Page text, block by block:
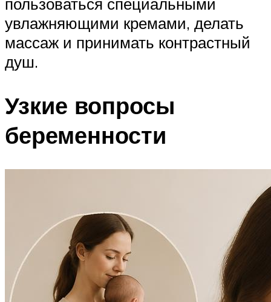
увлажняющими кремами, делать
массаж и принимать контрастный
душ.
Узкие вопросы
беременности